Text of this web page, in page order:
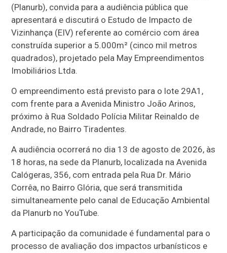
(Planurb), convida para a audiência pública que
apresentará e discutirá o Estudo de Impacto de
Vizinhança (EIV) referente ao comércio com área
construída superior a 5.000m² (cinco mil metros
quadrados), projetado pela May Empreendimentos
Imobiliários Ltda.
O empreendimento está previsto para o lote 29A1,
com frente para a Avenida Ministro João Arinos,
próximo à Rua Soldado Polícia Militar Reinaldo de
Andrade, no Bairro Tiradentes.
A audiência ocorrerá no dia 13 de agosto de 2026, às
18 horas, na sede da Planurb, localizada na Avenida
Calógeras, 356, com entrada pela Rua Dr. Mário
Corrêa, no Bairro Glória, que será transmitida
simultaneamente pelo canal de Educação Ambiental
da Planurb no YouTube.
A participação da comunidade é fundamental para o
processo de avaliação dos impactos urbanísticos e